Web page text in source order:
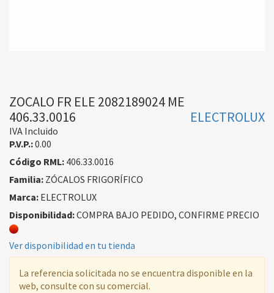
ZOCALO FR ELE 2082189024 ME
406.33.0016
ELECTROLUX
IVA Incluido
P.V.P.:0.00
Código RML: 406.33.0016
Familia: ZÓCALOS FRIGORÍFICO
Marca: ELECTROLUX
Disponibilidad:COMPRA BAJO PEDIDO, CONFIRME PRECIO
Ver disponibilidad en tu tienda
La referencia solicitada no se encuentra disponible en la
web, consulte con su comercial.